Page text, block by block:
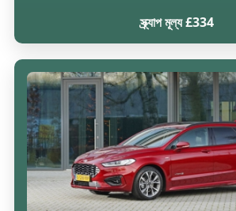
স্ক্র্যাপ মূল্য £334